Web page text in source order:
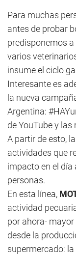
Para muchas
antes de probar
predisponemos
varios
insume el ciclo
Interesante es
la nueva
Argentina:
de YouTube y las
A partir de esto,
actividades que
impacto en el día
personas.
En esta línea,
actividad
por ahora-
desde la
supermercado: